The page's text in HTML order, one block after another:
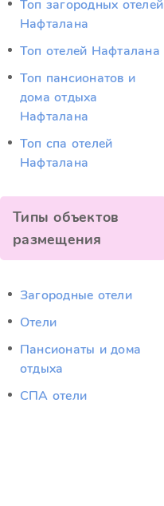
Топ загородных отелей
Нафталана
Топ отелей Нафталана
Топ пансионатов и
дома отдыха
Нафталана
Топ спа отелей
Нафталана
Типы объектов
размещения
Загородные отели
Отели
Пансионаты и дома
отдыха
СПА отели